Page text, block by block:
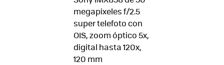
megapixeles f/2.5
super telefoto con
OIS, zoom óptico 5x,
digital hasta 120x,
120 mm